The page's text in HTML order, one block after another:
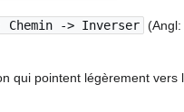
Chemin -> Inverser (Angl:
qui pointent légèrement vers